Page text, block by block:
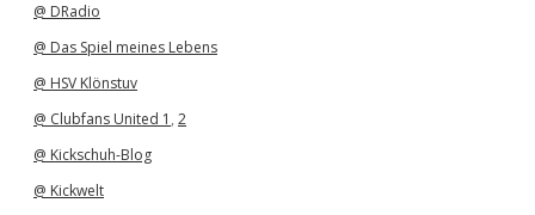
@ DRadio
@ Das Spiel meines Lebens
@ HSV Klönstuv
@ Clubfans United 1 , 2
@ Kickschuh-Blog
@ Kickwelt